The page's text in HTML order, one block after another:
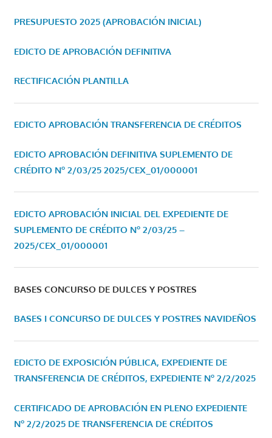
PRESUPUESTO 2025 (APROBACIÓN INICIAL)
EDICTO DE APROBACIÓN DEFINITIVA
RECTIFICACIÓN PLANTILLA
EDICTO APROBACIÓN TRANSFERENCIA DE CRÉDITOS
EDICTO APROBACIÓN DEFINITIVA SUPLEMENTO DE
CRÉDITO Nº 2/03/25 2025/CEX_01/000001
EDICTO APROBACIÓN INICIAL DEL EXPEDIENTE DE
SUPLEMENTO DE CRÉDITO Nº 2/03/25 –
2025/CEX_01/000001
BASES CONCURSO DE DULCES Y POSTRES
BASES I CONCURSO DE DULCES Y POSTRES NAVIDEÑOS
EDICTO DE EXPOSICIÓN PÚBLICA, EXPEDIENTE DE
TRANSFERENCIA DE CRÉDITOS, EXPEDIENTE Nº 2/2/2025
CERTIFICADO DE APROBACIÓN EN PLENO EXPEDIENTE
Nº 2/2/2025 DE TRANSFERENCIA DE CRÉDITOS